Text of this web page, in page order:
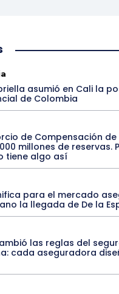
asumió en Cali la
de Colombia
de Compensación
millones de reservas.
tiene algo así
para el mercado
la llegada de De la
las reglas del
cada aseguradora